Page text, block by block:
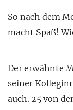
So nach dem
macht Spaß!
Der erwähnte
seiner
auch. 25 von